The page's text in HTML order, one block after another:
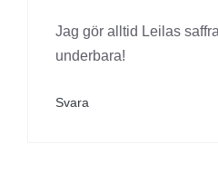
Jag gör alltid Leilas
underbara!
Svara